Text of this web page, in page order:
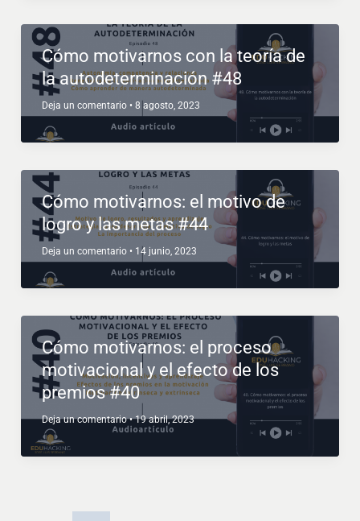
Cómo motivarnos con la teoría de
la autodeterminación #48
Deja un comentario • 8 agosto, 2023
Cómo motivarnos: el motivo de
logro y las metas #44
Deja un comentario • 14 junio, 2023
Cómo motivarnos: el proceso
motivacional y el efecto de los
premios #40
Deja un comentario •19 abril, 2023